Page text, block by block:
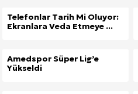
Telefonlar Tarih Mi Oluyor:
Ekranlara Veda Etmeye ...
Amedspor Süper Lig’e
Yükseldi